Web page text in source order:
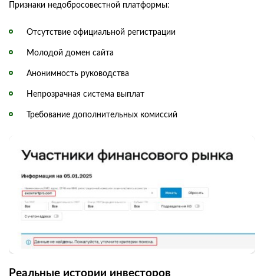
Признаки недобросовестной платформы:
Отсутствие официальной регистрации
Молодой домен сайта
Анонимность руководства
Непрозрачная система выплат
Требование дополнительных комиссий
Реальные истории инвесторов